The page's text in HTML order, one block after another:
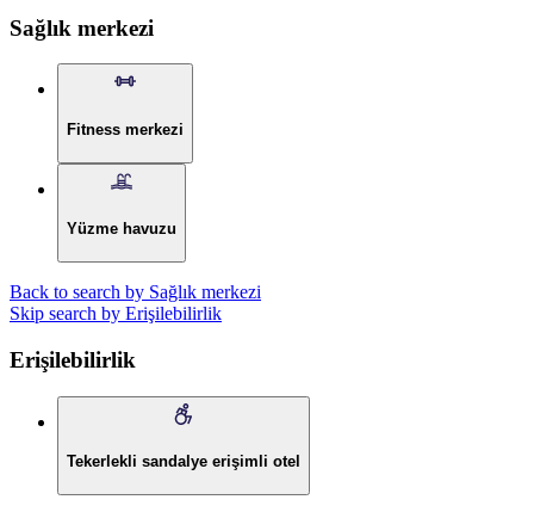
Sağlık merkezi
Fitness merkezi
Yüzme havuzu
Back to search by Sağlık merkezi
Skip search by Erişilebilirlik
Erişilebilirlik
Tekerlekli sandalye erişimli otel